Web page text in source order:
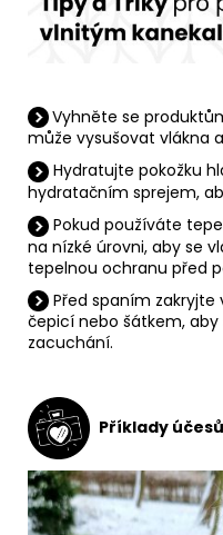
Vyhněte se
může vysušovat vlákna
Hydratujte pokožku
hydratačním sprejem,
Pokud používáte
na nízké úrovni, aby se
tepelnou ochranu před
Před spaním
čepicí nebo šátkem,
zacuchání.
Příklady